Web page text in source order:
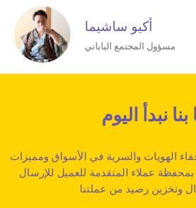
أكيو ساشيما
مسؤول المجتمع الياباني
بنا نبدأ اليوم
الهويات والسرية في الأسواق ومميزات
بمحفظة عملاء المتقدمة للعميل للإرسال